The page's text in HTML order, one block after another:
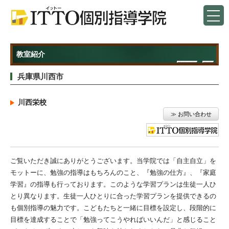
教室紹介
兵庫県川西市
川西栄校
≫ お問い合わせ
ご覧いただき誠にありがとうございます。当学院では「自主自立」を
モットーに、勉強の指導はもちろんのこと、『勉強の仕方』、『家庭
学習』の指導も行っております。このような学習プランは生徒一人ひ
とり異なります。生徒一人ひとりに合った学習プランを提供できるの
も個別指導の魅力です。こどもたちと一緒に目標を設定し、段階的に
目標を達成することで「勉強ってこうやればいいんだ」と感じること